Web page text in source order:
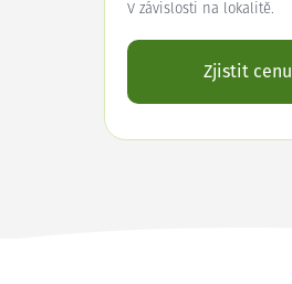
V závislosti na lokalitě.
Zjistit cenu